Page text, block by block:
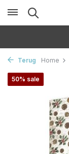
Terug Home
50% sale